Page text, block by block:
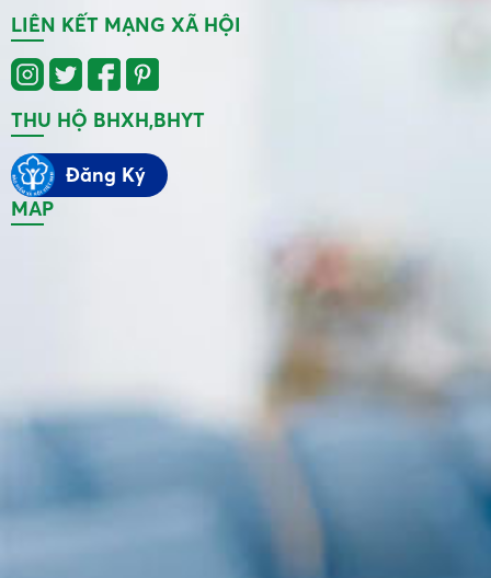
MAP
LIÊN KẾT MẠNG XÃ HỘI
THU HỘ BHXH,BHYT
Đăng Ký